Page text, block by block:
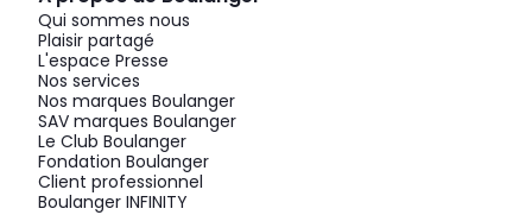
Qui sommes nous
Plaisir partagé
L'espace Presse
Nos services
Nos marques Boulanger
SAV marques Boulanger
Le Club Boulanger
Fondation Boulanger
Client professionnel
Boulanger INFINITY